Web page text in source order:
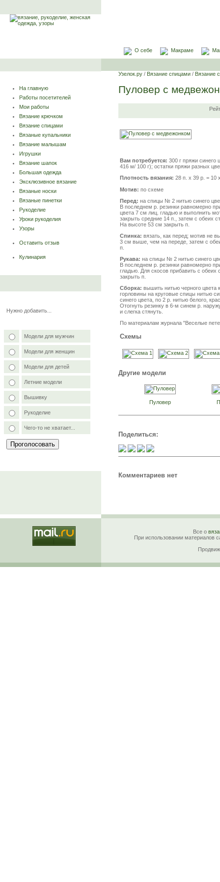
О себе Макраме
На главную
Работы посетителей
Мои работы
Вязание крючком
Вязание спицами
Вязаные купальники
Вязание малышам
Игрушки
Вязание шапок
Большая одежда
Эксклюзивное вязание
Вязаные носки
Вязаные пинетки
Рукоделие
Уроки рукоделия
Узоры
Оставить отзыв
Кулинария
Нужно добавить...
Модели для мужчин
Модели для женщин
Модели для детей
Летние модели
Вышивку
Рукоделие
Чего-то не хватает...
Узелок.ру / Вязание спицами / Вязание
Пуловер с
Вам потребуется: 300 г пряжи синего
416 м/ 100 г); остатки пряжи разных
Плотность вязания: 28 п. х 39 р. = 10
Мотив: по схеме
Перед: на спицы № 2 нитью синего
В последнем р. резинки равномерно
цвета 7 см лиц. гладью и выполнить
закрыть средние 14 п., затем с обеих
На высоте 53 см закрыть п.
Спинка: вязать, как перед; мотив не
3 см выше, чем на переде, затем с
п.
Рукава: на спицы № 2 нитью синего
В последнем р. резинки равномерно
гладью. Для скосов прибавить с
закрыть п.
Сборка: вышить нитью черного
горловины на круговые спицы нитью
синего цвета, по 2 р. нитью белого,
Отогнуть резинку в 6-м синем р.
и слегка стянуть.
По материалам журнала "Веселые
Схемы
Другие модели
Пуловер
Поделиться:
Комментариев нет
Все о
При использовании материалов